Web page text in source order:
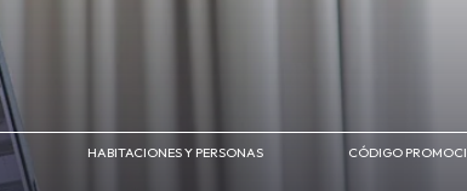
HABITACIONES Y PERSONAS CÓDIGO